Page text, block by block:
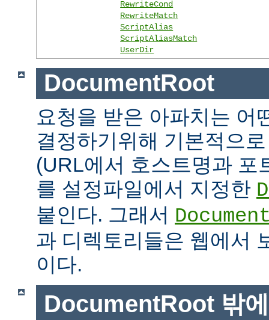
RewriteCond
RewriteMatch
ScriptAlias
ScriptAliasMatch
UserDir
DocumentRoot
요청을 받은 아파치는 어
결정하기위해 기본적으
(URL에서 호스트명과 포
를 설정파일에서 지정한
붙인다. 그래서
과 디렉토리들은 웹에서
이다.
DocumentRoot 밖